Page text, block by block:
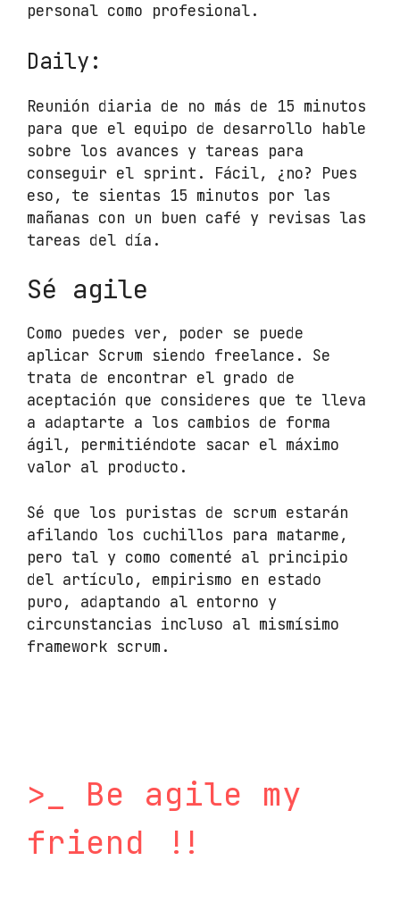
personal como profesional.
Daily:
Reunión diaria de no más de 15 minutos
para que el equipo de desarrollo hable
sobre los avances y tareas para
conseguir el sprint. Fácil, ¿no? Pues
eso, te sientas 15 minutos por las
mañanas con un buen café y revisas las
tareas del día.
Sé agile
Como puedes ver, poder se puede
aplicar Scrum siendo freelance. Se
trata de encontrar el grado de
aceptación que consideres que te lleva
a adaptarte a los cambios de forma
ágil, permitiéndote sacar el máximo
valor al producto.
Sé que los puristas de scrum estarán
afilando los cuchillos para matarme,
pero tal y como comenté al principio
del artículo, empirismo en estado
puro, adaptando al entorno y
circunstancias incluso al mismísimo
framework scrum.
>_ Be agile my
friend !!